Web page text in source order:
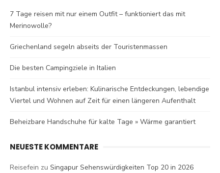
7 Tage reisen mit nur einem Outfit – funktioniert das mit
Merinowolle?
Griechenland segeln abseits der Touristenmassen
Die besten Campingziele in Italien
Istanbul intensiv erleben: Kulinarische Entdeckungen, lebendige
Viertel und Wohnen auf Zeit für einen längeren Aufenthalt
Beheizbare Handschuhe für kalte Tage » Wärme garantiert
NEUESTE KOMMENTARE
Reisefein zu Singapur Sehenswürdigkeiten Top 20 in 2026